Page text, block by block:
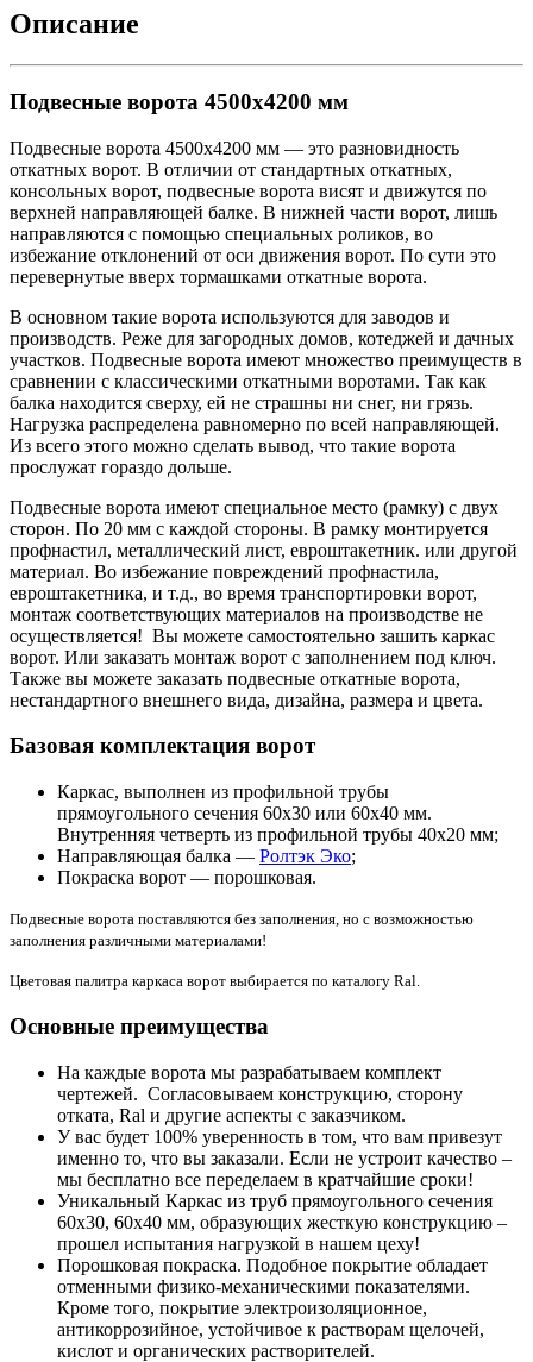
Описание
Подвесные ворота 4500х4200 мм
Подвесные ворота 4500х4200 мм — это разновидность
откатных ворот. В отличии от стандартных откатных,
консольных ворот, подвесные ворота висят и движутся по
верхней направляющей балке. В нижней части ворот, лишь
направляются с помощью специальных роликов, во
избежание отклонений от оси движения ворот. По сути это
перевернутые вверх тормашками откатные ворота.
В основном такие ворота используются для заводов и
производств. Реже для загородных домов, котеджей и дачных
участков. Подвесные ворота имеют множество преимуществ в
сравнении с классическими откатными воротами. Так как
балка находится сверху, ей не страшны ни снег, ни грязь.
Нагрузка распределена равномерно по всей направляющей.
Из всего этого можно сделать вывод, что такие ворота
прослужат гораздо дольше.
Подвесные ворота имеют специальное место (рамку) с двух
сторон. По 20 мм с каждой стороны. В рамку монтируется
профнастил, металлический лист, евроштакетник. или другой
материал. Во избежание повреждений профнастила,
евроштакетника, и т.д., во время транспортировки ворот,
монтаж соответствующих материалов на производстве не
осуществляется! Вы можете самостоятельно зашить каркас
ворот. Или заказать монтаж ворот с заполнением под ключ.
Также вы можете заказать подвесные откатные ворота,
нестандартного внешнего вида, дизайна, размера и цвета.
Базовая комплектация ворот
Каркас, выполнен из профильной трубы
прямоугольного сечения 60х30 или 60х40 мм.
Внутренняя четверть из профильной трубы 40х20 мм;
Направляющая балка — Ролтэк Эко;
Покраска ворот — порошковая.
Подвесные ворота поставляются без заполнения, но с возможностью
заполнения различными материалами!
Цветовая палитра каркаса ворот выбирается по каталогу Ral.
Основные преимущества
На каждые ворота мы разрабатываем комплект
чертежей. Согласовываем конструкцию, сторону
отката, Ral и другие аспекты с заказчиком.
У вас будет 100% уверенность в том, что вам привезут
именно то, что вы заказали. Если не устроит качество –
мы бесплатно все переделаем в кратчайшие сроки!
Уникальный Каркас из труб прямоугольного сечения
60х30, 60х40 мм, образующих жесткую конструкцию –
прошел испытания нагрузкой в нашем цеху!
Порошковая покраска. Подобное покрытие обладает
отменными физико-механическими показателями.
Кроме того, покрытие электроизоляционное,
антикоррозийное, устойчивое к растворам щелочей,
кислот и органических растворителей.